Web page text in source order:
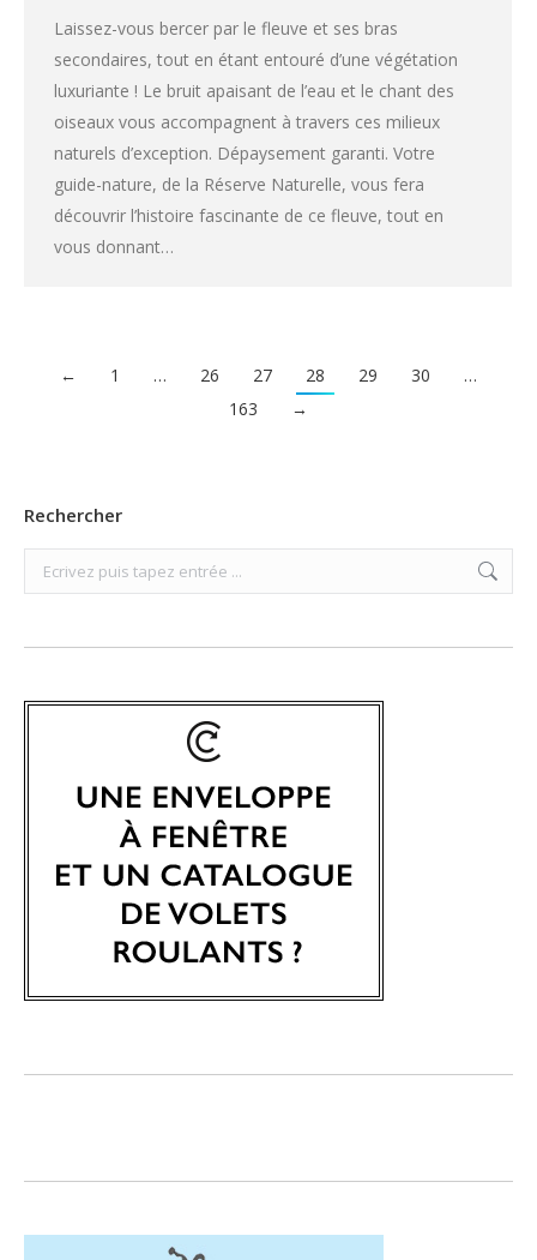
Laissez-vous bercer par le fleuve et ses bras
secondaires, tout en étant entouré d’une végétation
luxuriante ! Le bruit apaisant de l’eau et le chant des
oiseaux vous accompagnent à travers ces milieux
naturels d’exception. Dépaysement garanti. Votre
guide-nature, de la Réserve Naturelle, vous fera
découvrir l’histoire fascinante de ce fleuve, tout en
vous donnant…
← 1 … 26 27 28 29 30
…
163
→
Rechercher
Search: